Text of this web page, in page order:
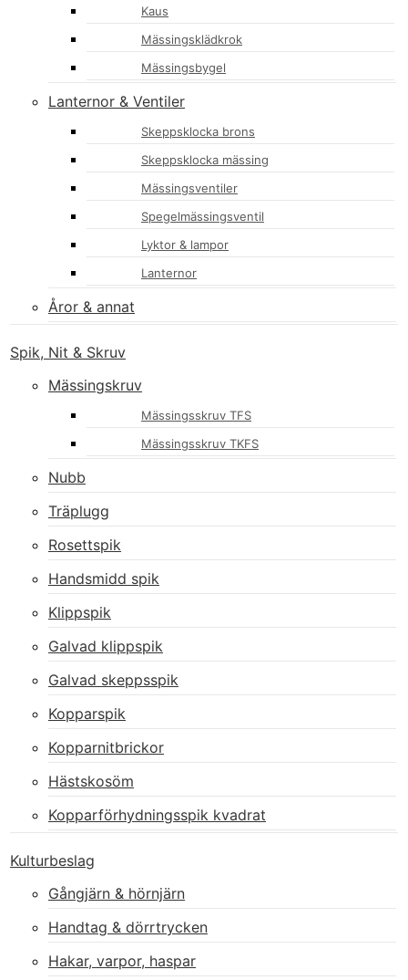
Kaus
Mässingsklädkrok
Mässingsbygel
Lanternor & Ventiler
Skeppsklocka brons
Skeppsklocka mässing
Mässingsventiler
Spegelmässingsventil
Lyktor & lampor
Lanternor
Åror & annat
Spik, Nit & Skruv
Mässingskruv
Mässingsskruv TFS
Mässingsskruv TKFS
Nubb
Träplugg
Rosettspik
Handsmidd spik
Klippspik
Galvad klippspik
Galvad skeppsspik
Kopparspik
Kopparnitbrickor
Hästskosöm
Kopparförhydningsspik kvadrat
Kulturbeslag
Gångjärn & hörnjärn
Handtag & dörrtrycken
Hakar, varpor, haspar